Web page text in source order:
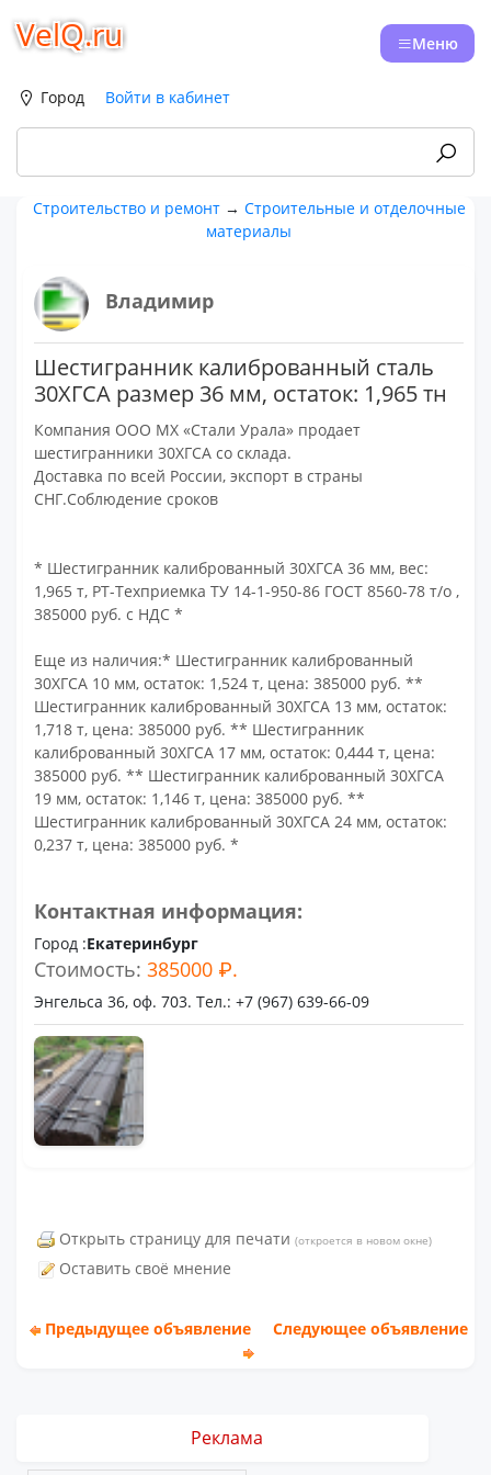
VelQ.ru Меню
Город Войти в кабинет
Строительство и ремонт→ Строительные и отделочные
материалы
Владимир
Шестигранник калиброванный сталь
30ХГСА размер 36 мм, остаток: 1,965 тн
Компания ООО МХ «Стали Урала» продает
шестигранники 30ХГСА со склада.
Доставка по всей России, экспорт в страны
СНГ.Соблюдение сроков
* Шестигранник калиброванный 30ХГСА 36 мм, вес:
1,965 т, РТ-Техприемка ТУ 14-1-950-86 ГОСТ 8560-78 т/о ,
385000 руб. с НДС *
Еще из наличия:* Шестигранник калиброванный
30ХГСА 10 мм, остаток: 1,524 т, цена: 385000 руб. **
Шестигранник калиброванный 30ХГСА 13 мм, остаток:
1,718 т, цена: 385000 руб. ** Шестигранник
калиброванный 30ХГСА 17 мм, остаток: 0,444 т, цена:
385000 руб. ** Шестигранник калиброванный 30ХГСА
19 мм, остаток: 1,146 т, цена: 385000 руб. **
Шестигранник калиброванный 30ХГСА 24 мм, остаток:
0,237 т, цена: 385000 руб. *
Контактная информация:
Город :Екатеринбург
Стоимость:385000 ₽.
Энгельса 36, оф. 703. Тел.: +7 (967) 639-66-09
Открыть страницу для печати (откроется в новом окне)
Оставить своё мнение
Предыдущее объявление Следующее объявление
Реклама